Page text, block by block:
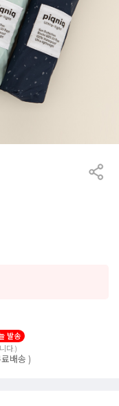
발송
다.)
배송 )